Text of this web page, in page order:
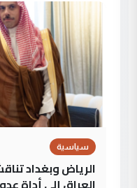
سياسية
الرياض وبغداد